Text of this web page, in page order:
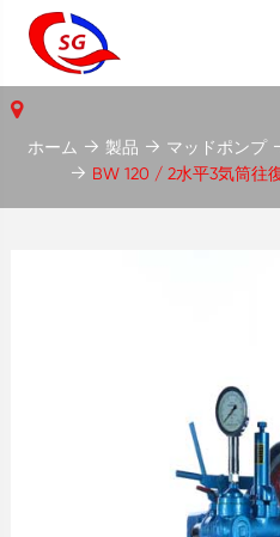
ホーム 製品 マッドポンプ
BW 120 / 2水平3気筒往